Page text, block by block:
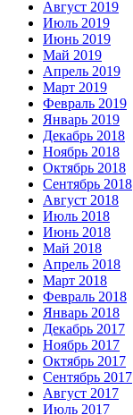
Август 2019
Июль 2019
Июнь 2019
Май 2019
Апрель 2019
Март 2019
Февраль 2019
Январь 2019
Декабрь 2018
Ноябрь 2018
Октябрь 2018
Сентябрь 2018
Август 2018
Июль 2018
Июнь 2018
Май 2018
Апрель 2018
Март 2018
Февраль 2018
Январь 2018
Декабрь 2017
Ноябрь 2017
Октябрь 2017
Сентябрь 2017
Август 2017
Июль 2017